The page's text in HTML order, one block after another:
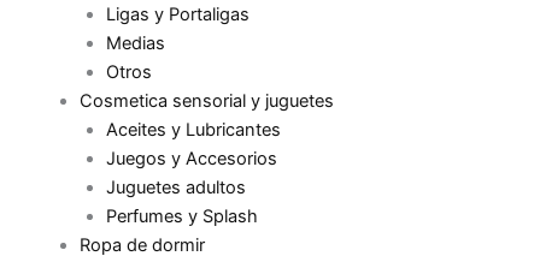
Ligas y Portaligas
Medias
Otros
Cosmetica sensorial y juguetes
Aceites y Lubricantes
Juegos y Accesorios
Juguetes adultos
Perfumes y Splash
Ropa de dormir